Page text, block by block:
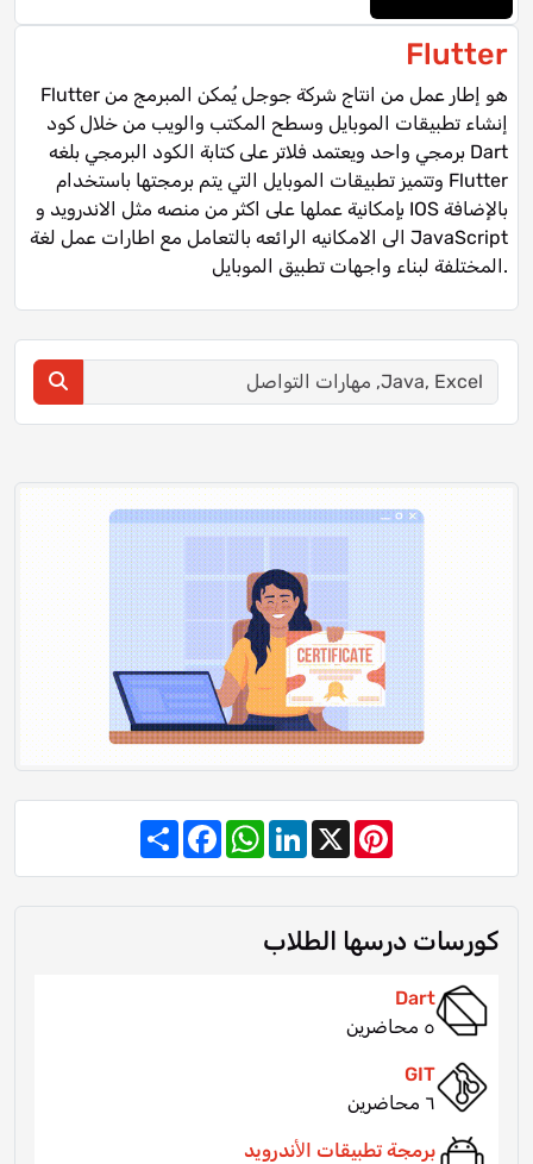
Flutter
Flutter هو إطار عمل من انتاج شركة جوجل يُمكن المبرمج من
إنشاء تطبيقات الموبايل وسطح المكتب والويب من خلال كود
برمجي واحد ويعتمد فلاتر على كتابة الكود البرمجي بلغه Dart
وتتميز تطبيقات الموبايل التي يتم برمجتها باستخدام Flutter
بإمكانية عملها على اكثر من منصه مثل الاندرويد و IOS بالإضافة
الى الامكانيه الرائعه بالتعامل مع اطارات عمل لغة JavaScript
المختلفة لبناء واجهات تطبيق الموبايل.
Share
Facebook
WhatsAppLinkedIn X
Pinterest
كورسات درسها الطلاب
Dart
٥ محاضرين
GIT
٦ محاضرين
برمجة تطبيقات اﻷندرويد